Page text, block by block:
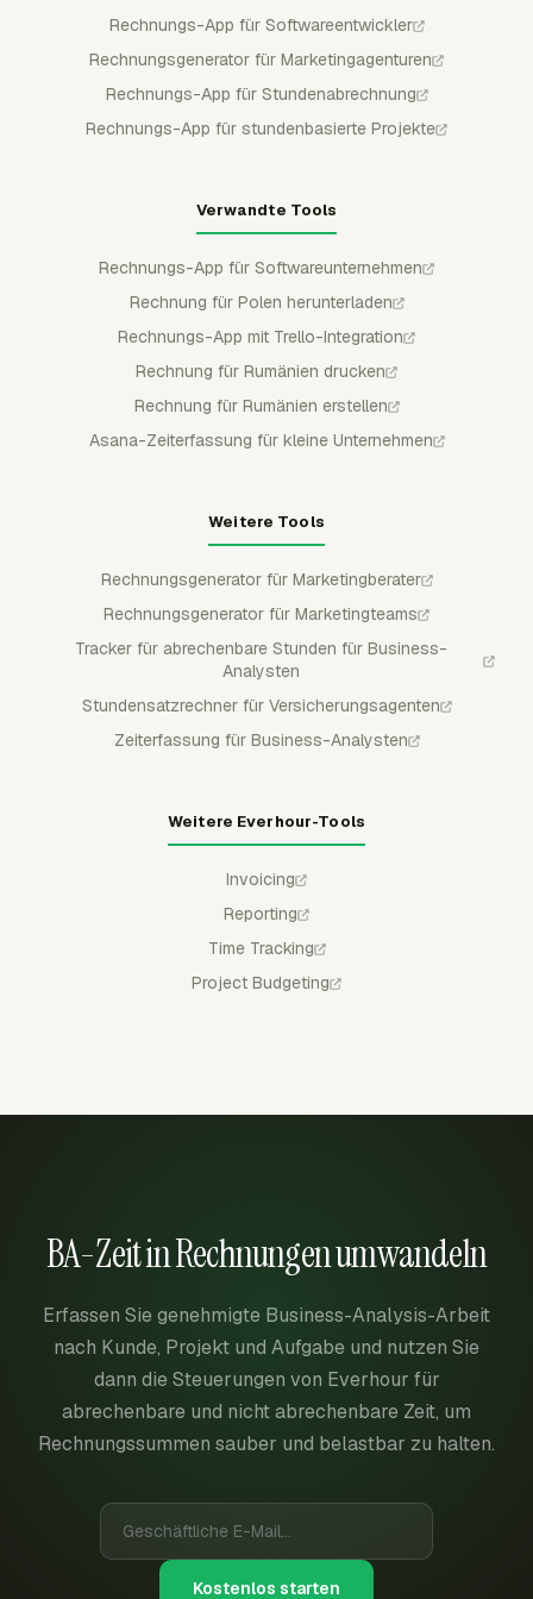
Rechnungs-App für Softwareentwickler
Rechnungsgenerator für Marketingagenturen
Rechnungs-App für Stundenabrechnung
Rechnungs-App für stundenbasierte Projekte
Verwandte Tools
Rechnungs-App für Softwareunternehmen
Rechnung für Polen herunterladen
Rechnungs-App mit Trello-Integration
Rechnung für Rumänien drucken
Rechnung für Rumänien erstellen
Asana-Zeiterfassung für kleine Unternehmen
Weitere Tools
Rechnungsgenerator für Marketingberater
Rechnungsgenerator für Marketingteams
Tracker für abrechenbare Stunden für Business-
Analysten
Stundensatzrechner für Versicherungsagenten
Zeiterfassung für Business-Analysten
Weitere Everhour-Tools
Invoicing
Reporting
Time Tracking
Project Budgeting
BA-Zeit in Rechnungen umwandeln
Erfassen Sie genehmigte Business-Analysis-Arbeit
nach Kunde, Projekt und Aufgabe und nutzen Sie
dann die Steuerungen von Everhour für
abrechenbare und nicht abrechenbare Zeit, um
Rechnungssummen sauber und belastbar zu halten.
Kostenlos starten